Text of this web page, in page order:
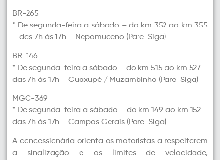
BR-265
* De segunda-feira a sábado – do km 352 ao km 355
– das 7h às 17h – Nepomuceno (Pare-Siga)
BR-146
* De segunda-feira a sábado – do km 515 ao km 527 –
das 7h às 17h – Guaxupé / Muzambinho (Pare-Siga)
MGC-369
* De segunda-feira a sábado – do km 149 ao km 152 –
das 7h às 17h – Campos Gerais (Pare-Siga)
A concessionária orienta os motoristas a respeitarem
a sinalização e os limites de velocidade,